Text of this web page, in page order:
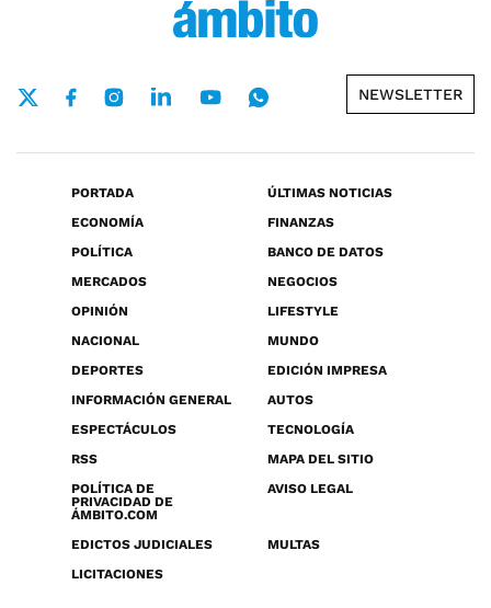
NEWSLETTER
PORTADA
ÚLTIMAS NOTICIAS
ECONOMÍA
FINANZAS
POLÍTICA
BANCO DE DATOS
MERCADOS
NEGOCIOS
OPINIÓN
LIFESTYLE
NACIONAL
MUNDO
DEPORTES
EDICIÓN IMPRESA
INFORMACIÓN GENERAL
AUTOS
ESPECTÁCULOS
TECNOLOGÍA
RSS
MAPA DEL SITIO
POLÍTICA DE
PRIVACIDAD DE
ÁMBITO.COM
AVISO LEGAL
EDICTOS JUDICIALES
MULTAS
LICITACIONES